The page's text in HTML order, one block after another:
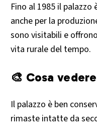
Fino al 1985 il
anche per la
sono visitabili e
vita rurale del tempo.
🎨 Cosa
Il palazzo è ben
rimaste intatte da